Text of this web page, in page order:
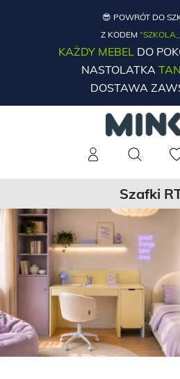
😎 POWRÓT DO
Z KODEM
KAŻDY MEBELDO
NASTOLATKA
DOSTAWA
Szafki